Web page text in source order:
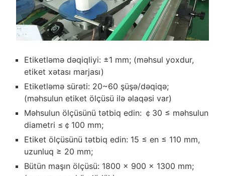
Etiketləmə dəqiqliyi: ±1 mm; (məhsul yoxdur,
etiket xətası marjası)
Etiketləmə sürəti: 20~60 şüşə/dəqiqə;
(məhsulun etiket ölçüsü ilə əlaqəsi var)
Məhsulun ölçüsünü tətbiq edin: ￠30 ≤ məhsulun
diametri ≤￠100 mm;
Etiket ölçüsünü tətbiq edin: 15 ≤ en ≤ 110 mm,
uzunluq ≥ 20 mm;
Bütün maşın ölçüsü: 1800 × 900 × 1300 mm;